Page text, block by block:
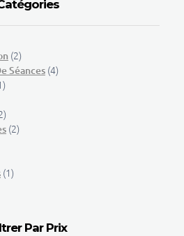
(2)
Séances (4)
(2)
(1)
Par Prix